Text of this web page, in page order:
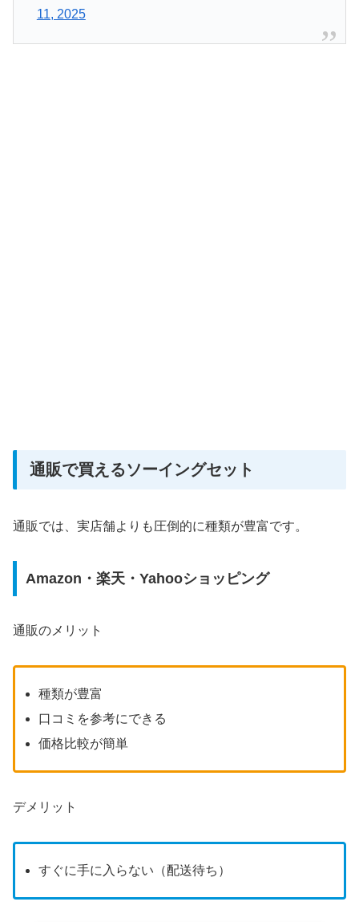
11, 2025
通販で買えるソーイングセット
通販では、実店舗よりも圧倒的に種類が豊富です。
Amazon・楽天・Yahooショッピング
通販のメリット
種類が豊富
口コミを参考にできる
価格比較が簡単
デメリット
すぐに手に入らない（配送待ち）